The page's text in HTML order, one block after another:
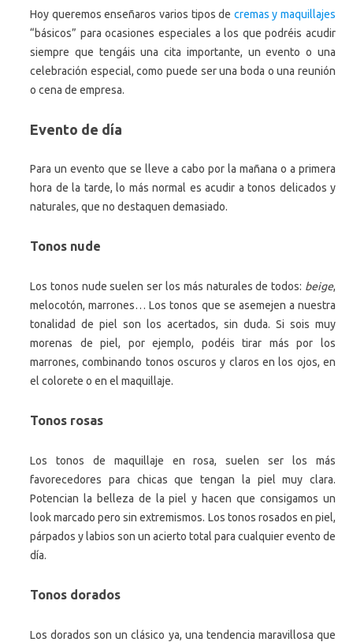
Hoy queremos enseñaros varios tipos de cremas y maquillajes
“básicos” para ocasiones especiales a los que podréis acudir
siempre que tengáis una cita importante, un evento o una
celebración especial, como puede ser una boda o una reunión
o cena de empresa.
Evento de día
Para un evento que se lleve a cabo por la mañana o a primera
hora de la tarde, lo más normal es acudir a tonos delicados y
naturales, que no destaquen demasiado.
Tonos nude
Los tonos nude suelen ser los más naturales de todos: beige,
melocotón, marrones… Los tonos que se asemejen a nuestra
tonalidad de piel son los acertados, sin duda. Si sois muy
morenas de piel, por ejemplo, podéis tirar más por los
marrones, combinando tonos oscuros y claros en los ojos, en
el colorete o en el maquillaje.
Tonos rosas
Los tonos de maquillaje en rosa, suelen ser los más
favorecedores para chicas que tengan la piel muy clara.
Potencian la belleza de la piel y hacen que consigamos un
look marcado pero sin extremismos. Los tonos rosados en piel,
párpados y labios son un acierto total para cualquier evento de
día.
Tonos dorados
Los dorados son un clásico ya, una tendencia maravillosa que